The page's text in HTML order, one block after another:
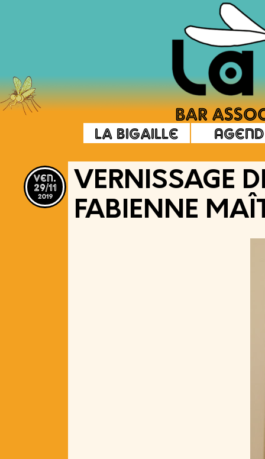
La Bigaille
ven.
29/11
2019
VERNISSAGE
FABIENNE